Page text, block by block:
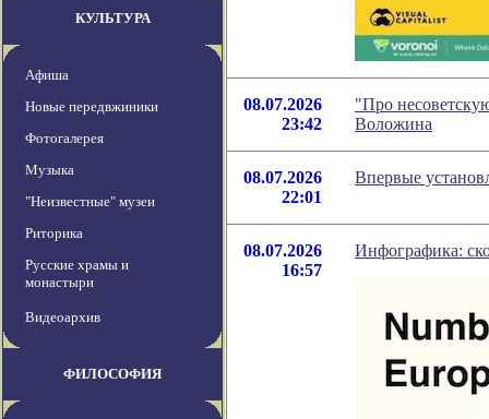
КУЛЬТУРА
Афиша
Новые передвжиники
Фотогалерея
Музыка
"Неизвестные" музеи
Риторика
Русские храмы и
монастыри
Видеоархив
ФИЛОСОФИЯ
08.07.2026
23:42
"Про
Воложина
08.07.2026
22:01
Впервые
08.07.2026
16:57
Инфографика: